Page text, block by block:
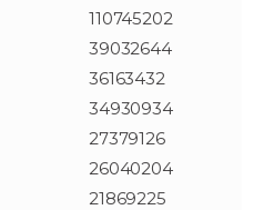
110745202
39032644
36163432
34930934
27379126
26040204
21869225